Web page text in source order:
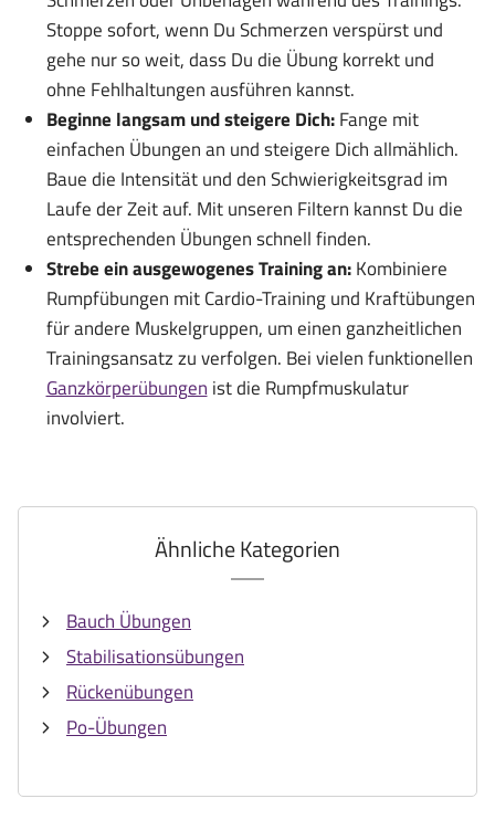
Stoppe sofort, wenn Du Schmerzen verspürst und
gehe nur so weit, dass Du die Übung korrekt und
ohne Fehlhaltungen ausführen kannst.
Beginne langsam und steigere Dich:Fange mit
einfachen Übungen an und steigere Dich allmählich.
Baue die Intensität und den Schwierigkeitsgrad im
Laufe der Zeit auf. Mit unseren Filtern kannst Du die
entsprechenden Übungen schnell finden.
Strebe ein ausgewogenes Training an:Kombiniere
Rumpfübungen mit Cardio-Training und Kraftübungen
für andere Muskelgruppen, um einen ganzheitlichen
Trainingsansatz zu verfolgen. Bei vielen funktionellen
Ganzkörperübungen ist die Rumpfmuskulatur
involviert.
Ähnliche Kategorien
Bauch Übungen
Stabilisationsübungen
Rückenübungen
Po-Übungen